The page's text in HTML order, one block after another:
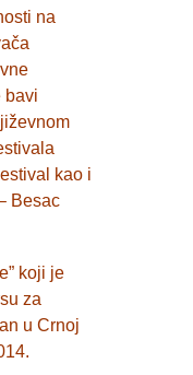
na
bavi
kao i
Besac
koji je
za
u Crnoj